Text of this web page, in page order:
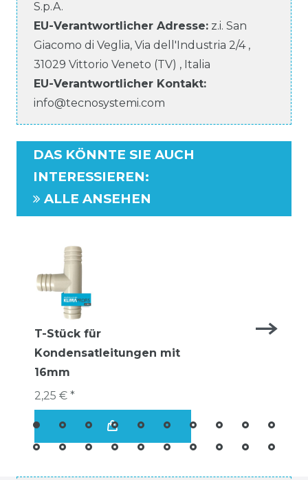
S.p.A.
EU-Verantwortlicher Adresse: z.i. San
Giacomo di Veglia, Via dell'Industria 2/4,
31029 Vittorio Veneto (TV) , Italia
EU-Verantwortlicher Kontakt:
info@tecnosystemi.com
DAS KÖNNTE SIE AUCH
INTERESSIEREN:
ALLE ANSEHEN
T-Stück für
Kondensatleitungen mit
16mm
2,25 € *